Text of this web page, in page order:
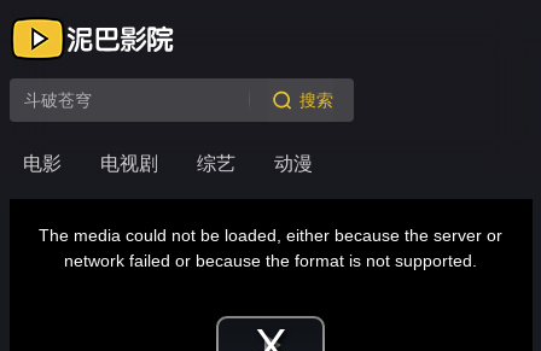
电影 电视剧 综艺 动漫
搜索
modalThe media could not be loaded, either because the server or
network failed or because the format is not supported.